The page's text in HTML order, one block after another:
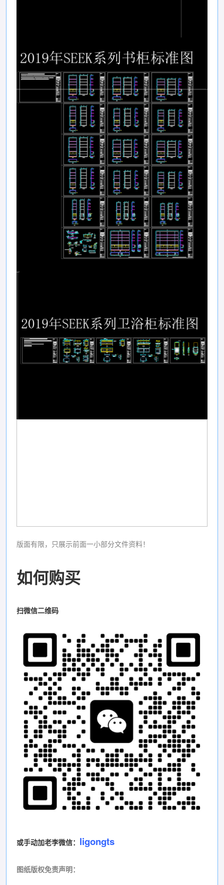
版面有限，只展示前面一小部分文件资料！
如何购买
扫微信二维码
或手动加老李微信： ligongts
图纸版权免责声明：